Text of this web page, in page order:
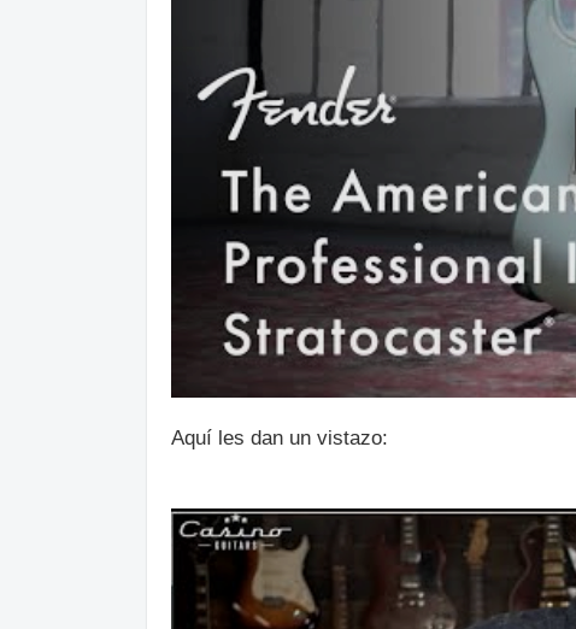
Aquí les dan un vistazo: